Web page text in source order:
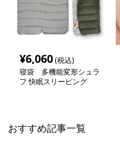
¥6,060(税込)
寝袋 多機能変形シュラ
フ 快眠スリーピング
おすすめ記事一覧